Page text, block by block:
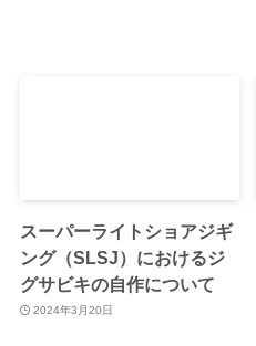
スーパーライトショアジギ
ング（SLSJ）におけるジ
グサビキの自作について
2024年3月20日